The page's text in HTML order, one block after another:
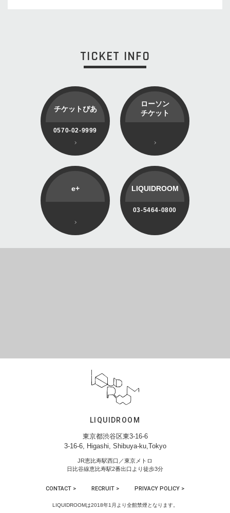
TICKET INFO
チケットぴあ
0570-02-9999
ローソン
チケット
e+ LIQUIDROOM
03-5464-0800
LIQUIDROOM
東京都渋谷区東3-16-6
3-16-6, Higashi, Shibuya-ku,Tokyo
JR恵比寿駅西口／東京メトロ
日比谷線恵比寿駅2番出口より徒歩3分
CONTACT > RECRUIT > PRIVACY POLICY >
LIQUIDROOMは2018年1月より全館禁煙となります。